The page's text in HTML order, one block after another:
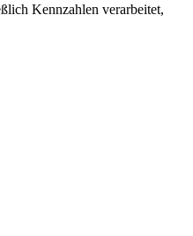
Kennzahlen verarbeitet,